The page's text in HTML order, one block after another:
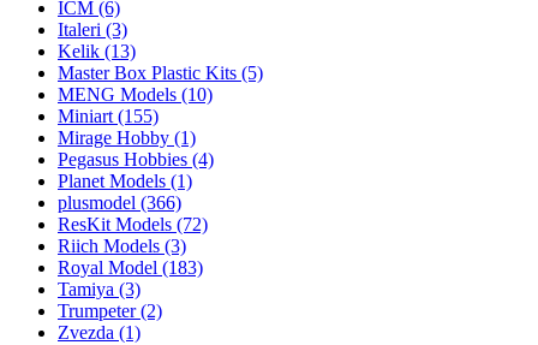
ICM (6)
Italeri (3)
Kelik (13)
Master Box Plastic Kits (5)
MENG Models (10)
Miniart (155)
Mirage Hobby (1)
Pegasus Hobbies (4)
Planet Models (1)
plusmodel (366)
ResKit Models (72)
Riich Models (3)
Royal Model (183)
Tamiya (3)
Trumpeter(2)
Zvezda (1)